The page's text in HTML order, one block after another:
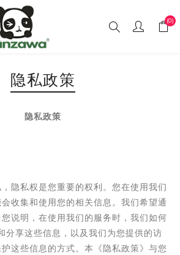
(0)
隐私政策
隐私政策
隐私权是您重要的权利。您在使用我们
收集和使用您的相关信息。我们希望通
说明，在使用我们的服务时，我们如何
分享这些信息，以及我们为您提供的访
这些信息的方式。本《隐私政策》与您